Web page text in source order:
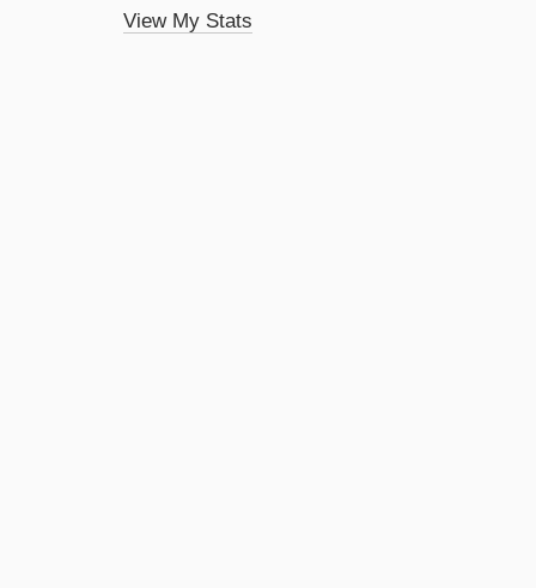
View My Stats